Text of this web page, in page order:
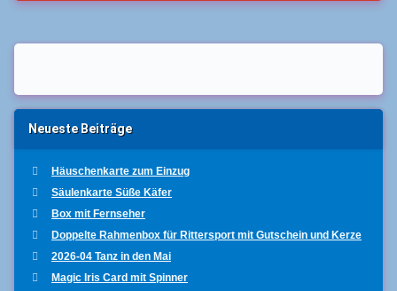
Neueste Beiträge
Häuschenkarte zum Einzug
Säulenkarte Süße Käfer
Box mit Fernseher
Doppelte Rahmenbox für Rittersport mit Gutschein und Kerze
2026-04 Tanz in den Mai
Magic Iris Card mit Spinner